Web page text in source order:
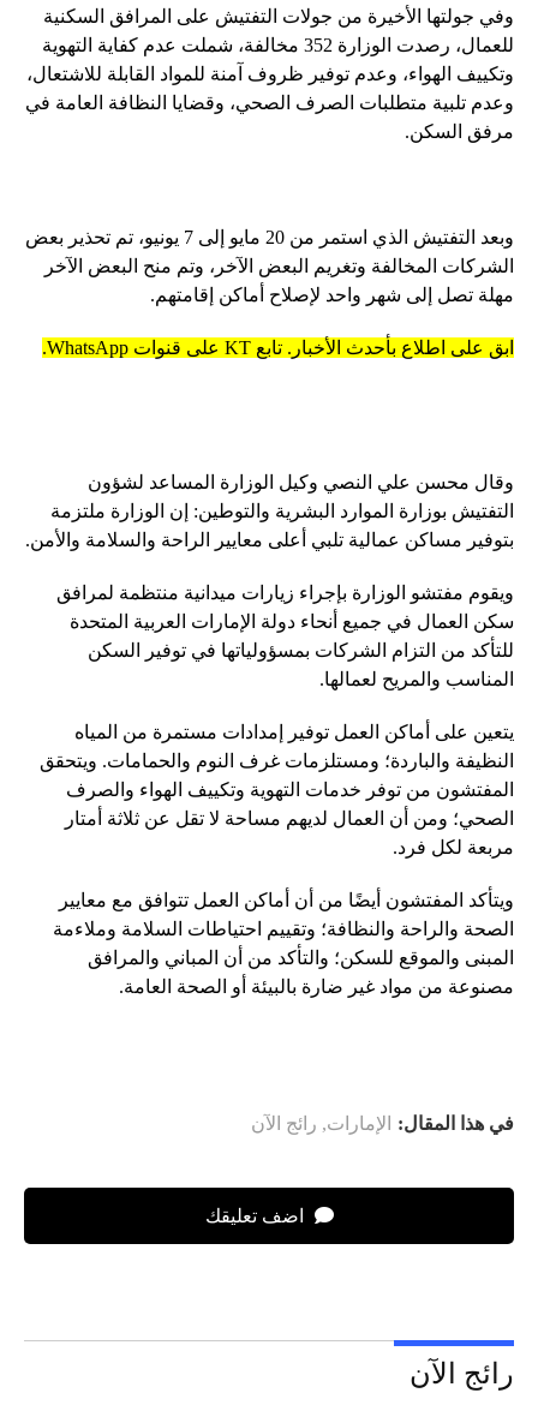
وفي جولتها الأخيرة من جولات التفتيش على المرافق السكنية
للعمال، رصدت الوزارة 352 مخالفة، شملت عدم كفاية التهوية
وتكييف الهواء، وعدم توفير ظروف آمنة للمواد القابلة للاشتعال،
وعدم تلبية متطلبات الصرف الصحي، وقضايا النظافة العامة في
مرفق السكن.
وبعد التفتيش الذي استمر من 20 مايو إلى 7 يونيو، تم تحذير بعض
الشركات المخالفة وتغريم البعض الآخر، وتم منح البعض الآخر
مهلة تصل إلى شهر واحد لإصلاح أماكن إقامتهم.
ابق على اطلاع بأحدث الأخبار. تابع KT على قنوات WhatsApp.
وقال محسن علي النصي وكيل الوزارة المساعد لشؤون
التفتيش بوزارة الموارد البشرية والتوطين: إن الوزارة ملتزمة
بتوفير مساكن عمالية تلبي أعلى معايير الراحة والسلامة والأمن.
ويقوم مفتشو الوزارة بإجراء زيارات ميدانية منتظمة لمرافق
سكن العمال في جميع أنحاء دولة الإمارات العربية المتحدة
للتأكد من التزام الشركات بمسؤولياتها في توفير السكن
المناسب والمريح لعمالها.
يتعين على أماكن العمل توفير إمدادات مستمرة من المياه
النظيفة والباردة؛ ومستلزمات غرف النوم والحمامات. ويتحقق
المفتشون من توفر خدمات التهوية وتكييف الهواء والصرف
الصحي؛ ومن أن العمال لديهم مساحة لا تقل عن ثلاثة أمتار
مربعة لكل فرد.
ويتأكد المفتشون أيضًا من أن أماكن العمل تتوافق مع معايير
الصحة والراحة والنظافة؛ وتقييم احتياطات السلامة وملاءمة
المبنى والموقع للسكن؛ والتأكد من أن المباني والمرافق
مصنوعة من مواد غير ضارة بالبيئة أو الصحة العامة.
في هذا المقال: الإمارات, رائج الآن
اضف تعليقك
رائج الآن